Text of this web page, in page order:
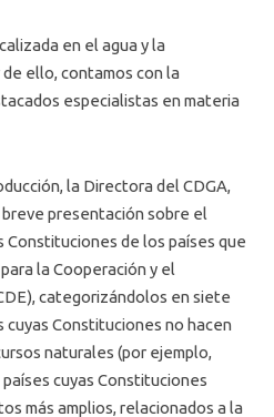
en el agua y la
ello, contamos con la
especialistas en materia
la Directora del CDGA,
presentación sobre el
de los países que
la Cooperación y el
categorizándolos en siete
cuyas Constituciones no hacen
naturales (por ejemplo,
cuyas Constituciones
más amplios, relacionados a la